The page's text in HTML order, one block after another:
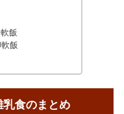
飯
飯
食のまとめ